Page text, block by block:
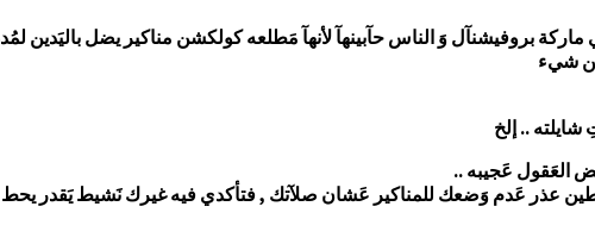
بروفيشنآل وَ الناس حآبينهآ لأنهآ مَطلعه كولكشن مناكير يضل باليَدين
شيء
العَقول عَجيبه ..
عذر عَدم وَضعك للمناكير عَشان صلآتك , فتأكدي فيه غيرك نَشيط يَقدر يحط